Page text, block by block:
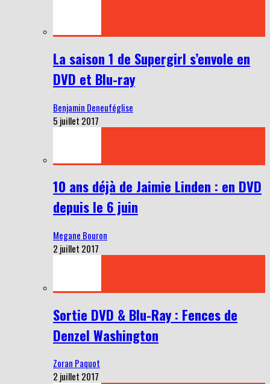
La saison 1 de Supergirl s’envole en
DVD et Blu-ray
Benjamin Deneuféglise
5 juillet 2017
10 ans déjà de Jaimie Linden : en DVD
depuis le 6 juin
Megane Bouron
2 juillet 2017
Sortie DVD & Blu-Ray : Fences de
Denzel Washington
Zoran Paquot
2 juillet 2017